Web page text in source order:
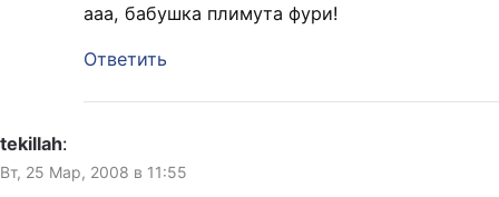
ааа, бабушка плимута фури!
Ответить
tekillah:
Вт, 25 Мар, 2008 в 11:55